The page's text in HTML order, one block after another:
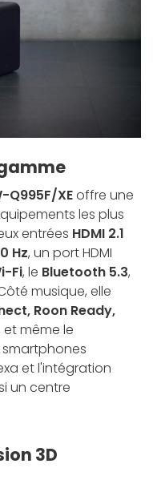
Q995F/XEoffre une
les plus
entrées HDMI 2.1
Hz, un port HDMI
Fi, le Bluetooth 5.3,
musique, elle
Roon Ready,
même le
et l'intégration
un centre
3D